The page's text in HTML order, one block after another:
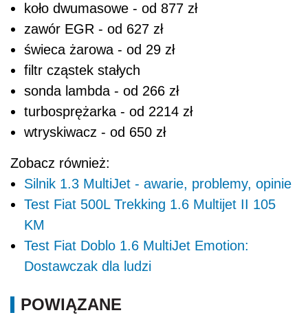
koło dwumasowe - od 877 zł
zawór EGR - od 627 zł
świeca żarowa - od 29 zł
filtr cząstek stałych
sonda lambda - od 266 zł
turbosprężarka - od 2214 zł
wtryskiwacz - od 650 zł
Zobacz również:
Silnik 1.3 MultiJet - awarie, problemy, opinie
Test Fiat 500L Trekking 1.6 Multijet II 105
KM
Test Fiat Doblo 1.6 MultiJet Emotion:
Dostawczak dla ludzi
POWIĄZANE